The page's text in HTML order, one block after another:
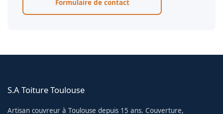
Formulaire de contact
S.A Toiture Toulouse
Artisan couvreur à Toulouse depuis 15 ans. Couverture,